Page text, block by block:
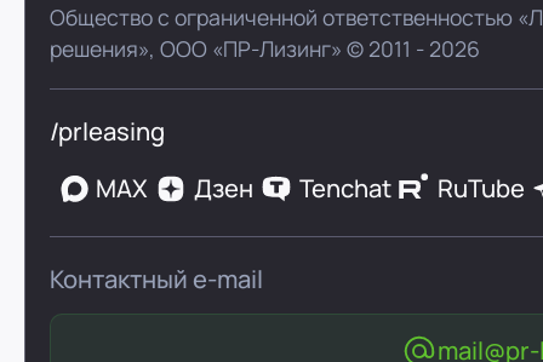
Общество с ограниченной ответственностью
решения»,ООО «ПР-Лизинг» © 2011 - 2026
/prleasing
MAX
Дзен Tenchat RuTube
Контактный e-mail